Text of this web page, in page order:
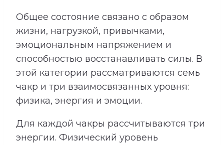
Общее состояние связано с образом
жизни, нагрузкой, привычками,
эмоциональным напряжением и
способностью восстанавливать силы. В
этой категории рассматриваются семь
чакр и три взаимосвязанных уровня:
физика, энергия и эмоции.
Для каждой чакры рассчитываются три
энергии. Физический уровень